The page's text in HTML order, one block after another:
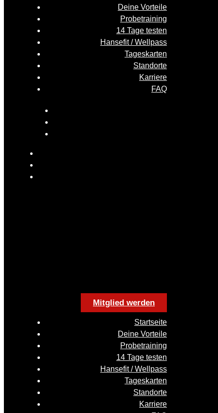
Deine Vorteile
Probetraining
14 Tage testen
Hansefit / Wellpass
Tageskarten
Standorte
Karriere
FAQ
Mitglied werden
Startseite
Deine Vorteile
Probetraining
14 Tage testen
Hansefit / Wellpass
Tageskarten
Standorte
Karriere